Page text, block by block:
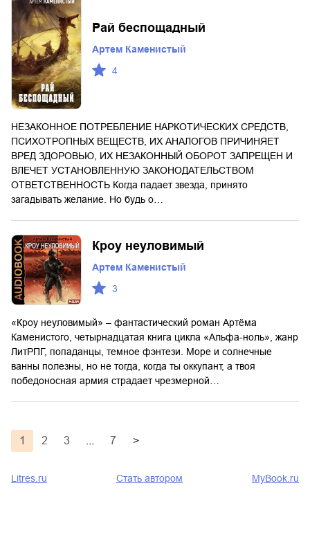
Рай беспощадный
Артем Каменистый
4
НЕЗАКОННОЕ ПОТРЕБЛЕНИЕ НАРКОТИЧЕСКИХ СРЕДСТВ,
ПСИХОТРОПНЫХ ВЕЩЕСТВ, ИХ АНАЛОГОВ ПРИЧИНЯЕТ
ВРЕД ЗДОРОВЬЮ, ИХ НЕЗАКОННЫЙ ОБОРОТ ЗАПРЕЩЕН И
ВЛЕЧЕТ УСТАНОВЛЕННУЮ ЗАКОНОДАТЕЛЬСТВОМ
ОТВЕТСТВЕННОСТЬ Когда падает звезда, принято
загадывать желание. Но будь о…
Кроу неуловимый
Артем Каменистый
3
«Кроу неуловимый» – фантастический роман Артёма
Каменистого, четырнадцатая книга цикла «Альфа-ноль», жанр
ЛитРПГ, попаданцы, темное фэнтези. Море и солнечные
ванны полезны, но не тогда, когда ты оккупант, а твоя
победоносная армия страдает чрезмерной…
1 2 3 7 >
Litres.ru Стать автором MyBook.ru